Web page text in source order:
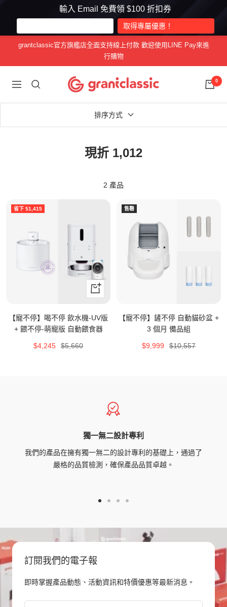
輸入 Email 免費領 $100 折扣券
內
grantclassic官方旗艦店全面支持線上付款 歡迎使用LINE Pay來進
行購物
導
grantclassic
特
0
排序方式
現折 1,012
2 產品
省下 $1,415
+
加
購
【寵不停】喝不停 飲水機-UV版
+ 餵不停-萌寵版 自動餵食器
特
$4,245
原
$5,660
售罄
【寵不停】鏟不停 自動貓砂盆 +
3 個月 備品組
特
$9,999
原
$10,557
獨一無二設計專利
我們的產品在擁有獨一無二的設計專利的基礎上，通過了
嚴格的品質檢測，確保產品品質卓越。
slide
1
slide
2
slide
3
slide
4
訂閱我們的電子報
即時掌握產品動態、活動資訊和特價優惠等最新消息。